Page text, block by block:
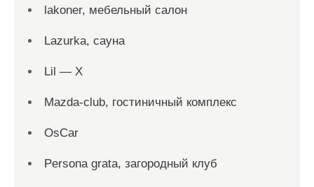
lakoner, мебельный салон
Lazurka, сауна
Lil — X
Mazda-club, гостиничный комплекс
OsCar
Persona grata, загородный клуб